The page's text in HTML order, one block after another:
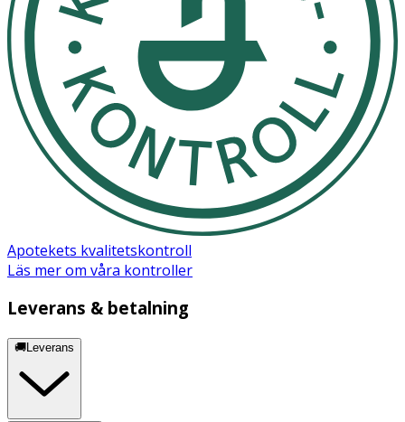
Apotekets kvalitetskontroll
Läs mer om våra kontroller
Leverans & betalning
🚚Leverans